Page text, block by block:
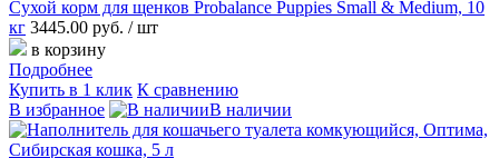
Сухой корм для щенков Probalance Puppies Small & Medium, 10
кг 3445.00 руб. / шт
в корзину
Подробнее
Купить в 1 клик К сравнению
В избранное
В наличии